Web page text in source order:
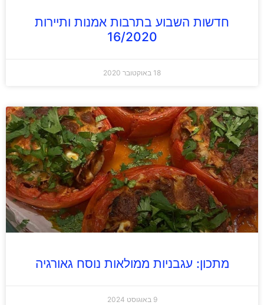
חדשות השבוע בתרבות אמנות ותיירות
16/2020
18 באוקטובר 2020
מתכון: עגבניות ממולאות נוסח גאורגיה
9 באוגוסט 2024